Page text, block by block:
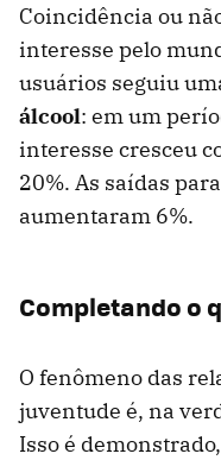
Coincidência ou
interesse pelo
usuários seguiu
álcool: em um
interesse cresceu
20%. As saídas
aumentaram 6%.
Completando o
O fenômeno das
juventude é, na
Isso é